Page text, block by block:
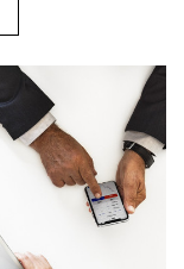
a
u
b
l
e